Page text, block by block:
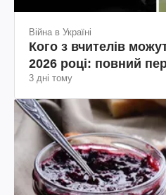
Війна в Україні
Кого з вчителів
2026 році: повний
3 дні тому